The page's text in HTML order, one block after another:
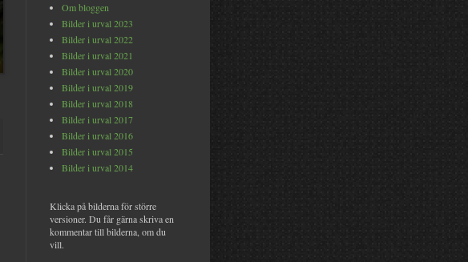
Om bloggen
Bilder i urval 2023
Bilder i urval 2022
Bilder i urval 2021
Bilder i urval 2020
Bilder i urval 2019
Bilder i urval 2018
Bilder i urval 2017
Bilder i urval 2016
Bilder i urval 2015
Bilder i urval 2014
Klicka på bilderna för större
versioner. Du får gärna skriva en
kommentar till bilderna, om du
vill.